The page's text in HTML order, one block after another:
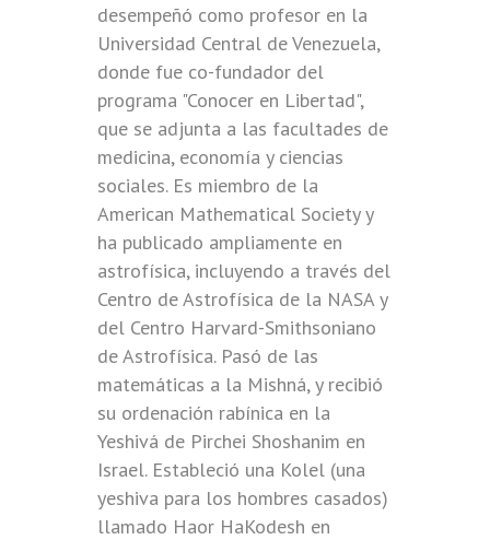
desempeñó como profesor en la
Universidad Central de Venezuela,
donde fue co-fundador del
programa "Conocer en Libertad",
que se adjunta a las facultades de
medicina, economía y ciencias
sociales. Es miembro de la
American Mathematical Society y
ha publicado ampliamente en
astrofísica, incluyendo a través del
Centro de Astrofísica de la NASA y
del Centro Harvard-Smithsoniano
de Astrofísica. Pasó de las
matemáticas a la Mishná, y recibió
su ordenación rabínica en la
Yeshivá de Pirchei Shoshanim en
Israel. Estableció una Kolel (una
yeshiva para los hombres casados)
llamado Haor HaKodesh en